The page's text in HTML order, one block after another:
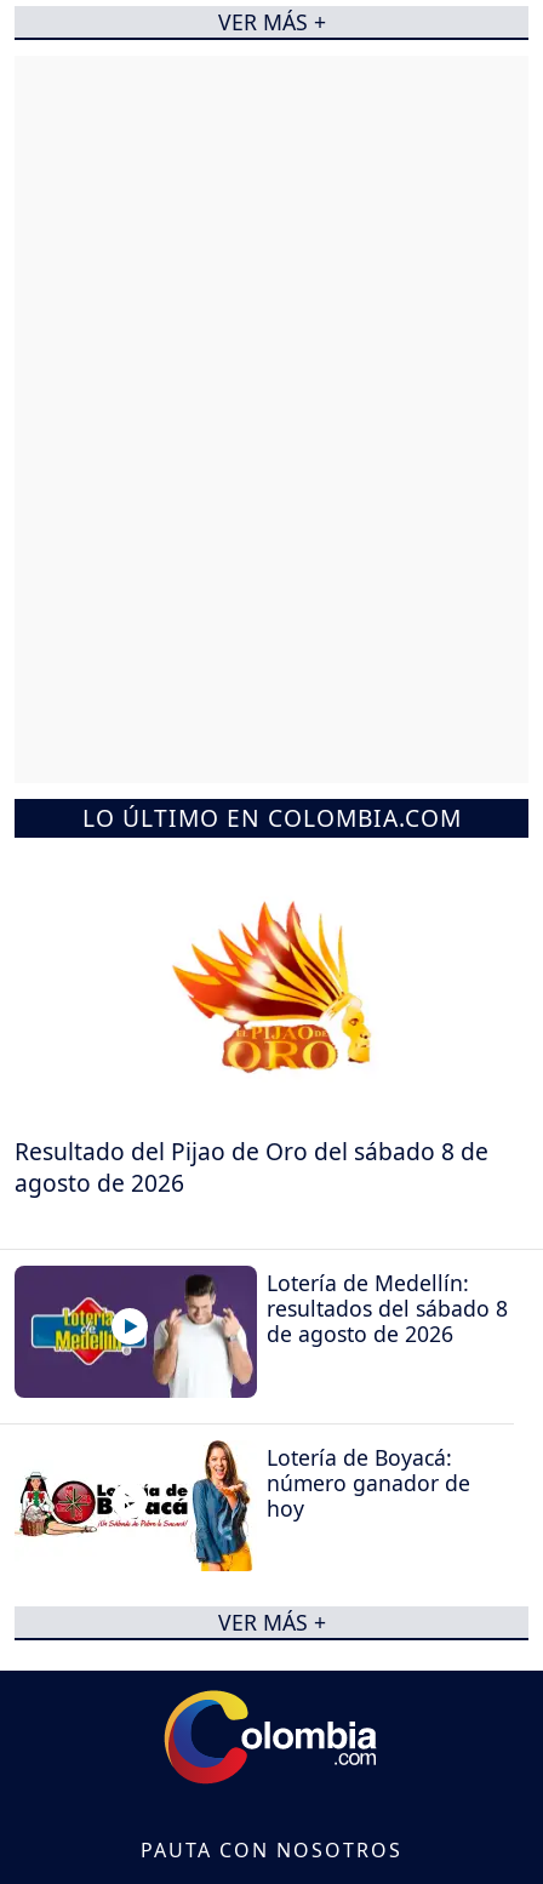
LO ÚLTIMO EN COLOMBIA.COM
Resultado del Pijao de Oro del sábado 8 de
agosto de 2026
Lotería de Medellín:
resultados del sábado 8
de agosto de 2026
Lotería de Boyacá:
número ganador de
hoy
VER MÁS +
VER MÁS +
PAUTA CON NOSOTROS